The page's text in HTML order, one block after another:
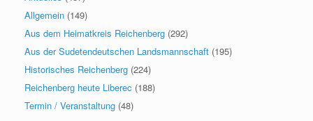
Allgemein (149)
Aus dem Heimatkreis Reichenberg (292)
Aus der Sudetendeutschen Landsmannschaft (195)
Historisches Reichenberg (224)
Reichenberg heute Liberec (188)
Termin / Veranstaltung (48)